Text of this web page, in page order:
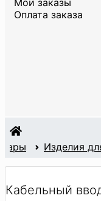
Мои заказы
Оплата заказа
Изделия
Кабельный